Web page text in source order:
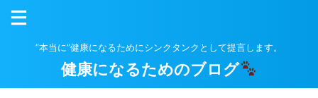
”本当に”健康になるためにシンクタンクとして提言します。
健康になるためのブログ